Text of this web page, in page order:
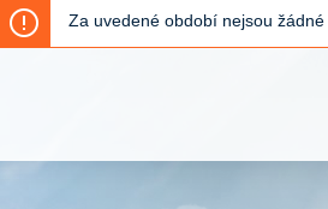
Za uvedené období nejsou žádné